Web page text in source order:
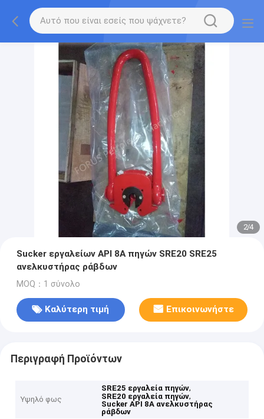
2/4
Sucker εργαλείων API 8A πηγών SRE20 SRE25
ανελκυστήρας ράβδων
MOQ：1 σύνολο
Καλύτερη τιμή Επικοινωνήστε
Περιγραφή Προϊόντων
Υψηλό φως
SRE25 εργαλεία πηγών,
SRE20 εργαλεία πηγών,
Sucker API 8A ανελκυστήρας
ράβδων